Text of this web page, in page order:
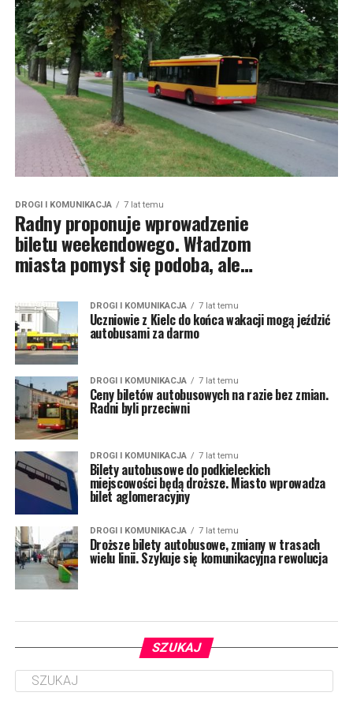
DROGI I KOMUNIKACJA 7 lat temu
Radny proponuje wprowadzenie
biletu weekendowego. Władzom
miasta pomysł się podoba, ale…
DROGI I KOMUNIKACJA 7 lat temu
Uczniowie z Kielc do końca wakacji mogą jeździć
autobusami za darmo
DROGI I KOMUNIKACJA 7 lat temu
Ceny biletów autobusowych na razie bez zmian.
Radni byli przeciwni
DROGI I KOMUNIKACJA 7 lat temu
Bilety autobusowe do podkieleckich
miejscowości będą droższe. Miasto wprowadza
bilet aglomeracyjny
DROGI I KOMUNIKACJA 7 lat temu
Droższe bilety autobusowe, zmiany w trasach
wielu linii. Szykuje się komunikacyjna rewolucja
SZUKAJ